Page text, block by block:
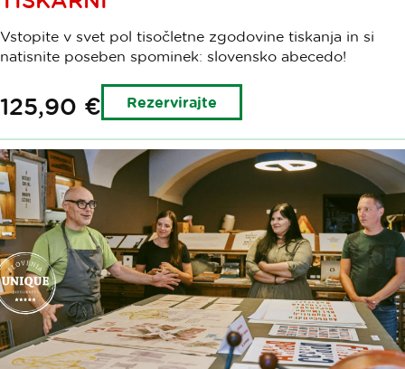
Vstopite v svet pol tisočletne zgodovine tiskanja in si
natisnite poseben spominek: slovensko abecedo!
125,90 € Rezervirajte